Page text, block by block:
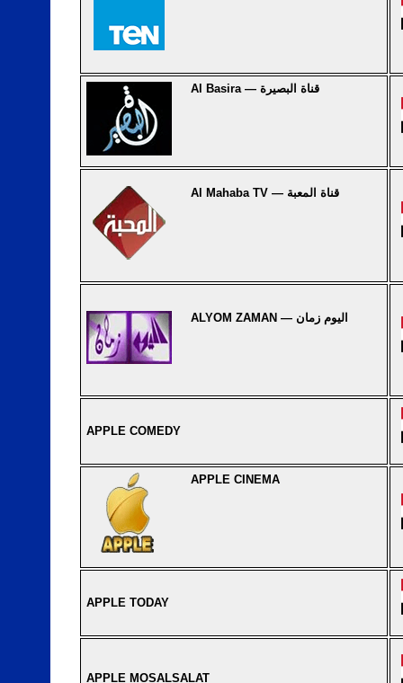
Al Basira — قناة البصيرة
Al Mahaba TV — قناة المعبة
ALYOM ZAMAN — اليوم زمان
APPLE COMEDY
APPLE CINEMA
APPLE TODAY
APPLE MOSALSALAT